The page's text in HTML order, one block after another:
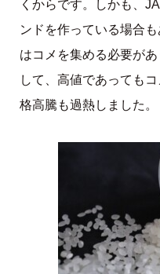
くからです。しかも、
ンドを作っている場合
はコメを集める必要が
して、高値であっても
格高騰も過熱しました。